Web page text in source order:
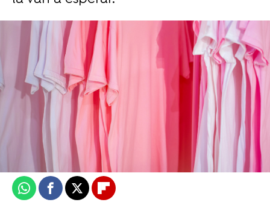
Dos osos asaltan un coche en Rumanía y
le roban la comida a los pasajeros
Julia Almazán
Publicado: 27 de julio de 2024, 12:10
WhatsappFacebook
X Flipboard